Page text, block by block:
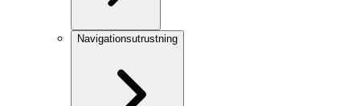
Navigationsutrustning